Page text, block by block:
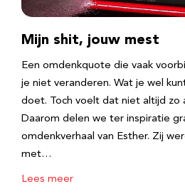
Mijn shit, jouw mest
Een omdenkquote die vaak
je niet veranderen. Wat je wel
doet. Toch voelt dat niet altijd zo
Daarom delen we ter inspiratie
omdenkverhaal van Esther. Zij
met…
Lees meer